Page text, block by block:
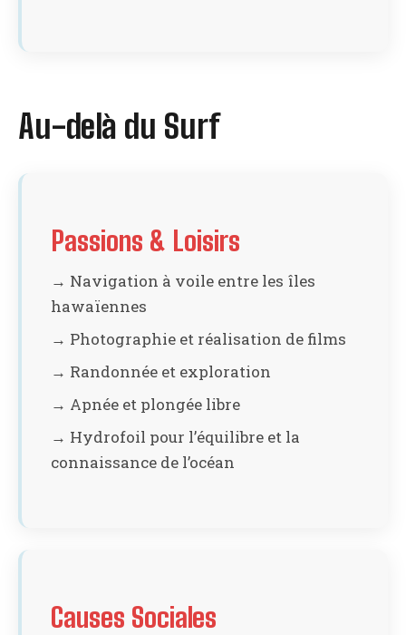
Au-delà du Surf
Passions & Loisirs
→ Navigation à voile entre les îles
hawaïennes
→ Photographie et réalisation de films
→ Randonnée et exploration
→ Apnée et plongée libre
→ Hydrofoil pour l’équilibre et la
connaissance de l’océan
Causes Sociales